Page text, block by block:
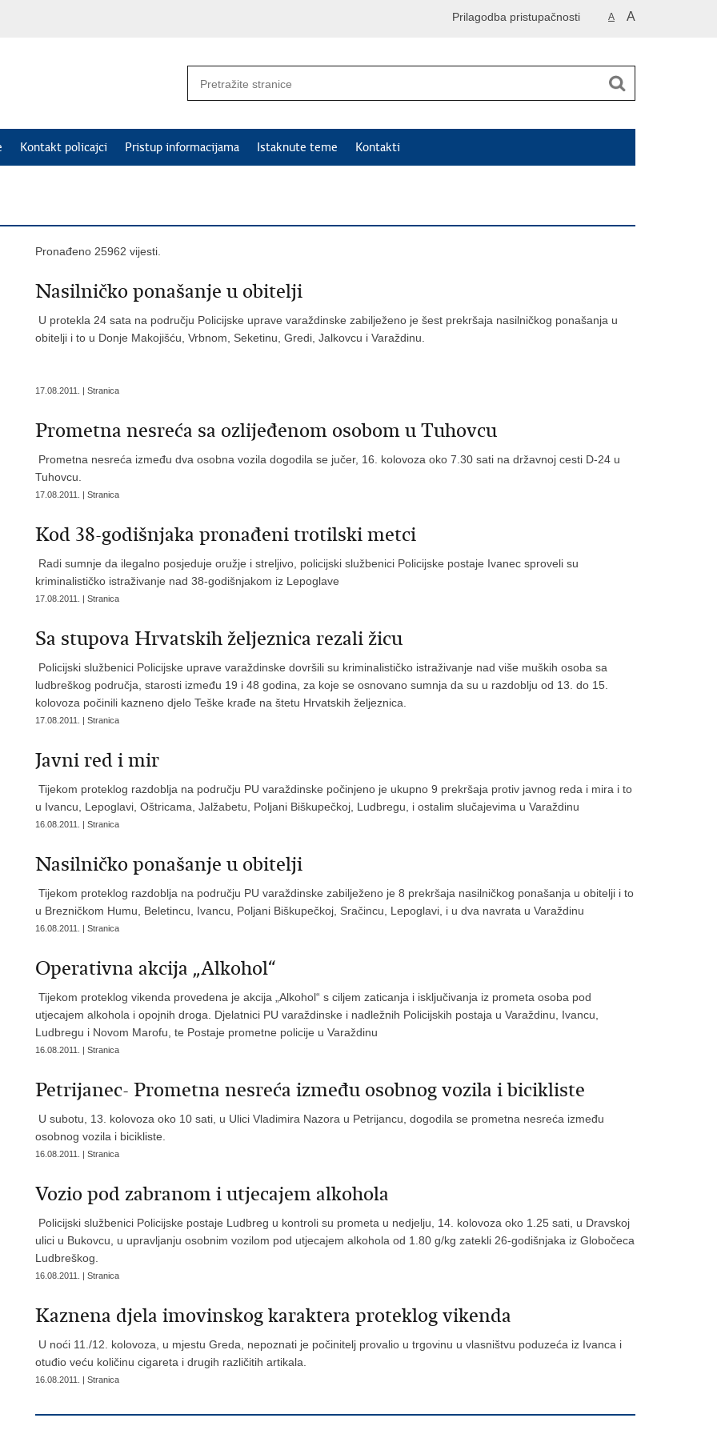
A A
Prilagodba pristupačnosti
Kontakt policajci Pristup informacijama Istaknute teme Kontakti
Pronađeno 25962 vijesti.
Nasilničko ponašanje u obitelji
U protekla 24 sata na području Policijske uprave varaždinske zabilježeno je šest prekršaja nasilničkog ponašanja u
obitelji i to u Donje Makojišću, Vrbnom, Seketinu, Gredi, Jalkovcu i Varaždinu.
17.08.2011. | Stranica
Prometna nesreća sa ozlijeđenom osobom u Tuhovcu
Prometna nesreća između dva osobna vozila dogodila se jučer, 16. kolovoza oko 7.30 sati na državnoj cesti D-24 u
Tuhovcu.
17.08.2011. | Stranica
Kod 38-godišnjaka pronađeni trotilski metci
Radi sumnje da ilegalno posjeduje oružje i streljivo, policijski službenici Policijske postaje Ivanec sproveli su
kriminalističko istraživanje nad 38-godišnjakom iz Lepoglave
17.08.2011. | Stranica
Sa stupova Hrvatskih željeznica rezali žicu
Policijski službenici Policijske uprave varaždinske dovršili su kriminalističko istraživanje nad više muških osoba sa
ludbreškog područja, starosti između 19 i 48 godina, za koje se osnovano sumnja da su u razdoblju od 13. do 15.
kolovoza počinili kazneno djelo Teške krađe na štetu Hrvatskih željeznica.
17.08.2011. | Stranica
Javni red i mir
Tijekom proteklog razdoblja na području PU varaždinske počinjeno je ukupno 9 prekršaja protiv javnog reda i mira i to
u Ivancu, Lepoglavi, Oštricama, Jalžabetu, Poljani Biškupečkoj, Ludbregu, i ostalim slučajevima u Varaždinu
16.08.2011. | Stranica
Nasilničko ponašanje u obitelji
Tijekom proteklog razdoblja na području PU varaždinske zabilježeno je 8 prekršaja nasilničkog ponašanja u obitelji i to
u Brezničkom Humu, Beletincu, Ivancu, Poljani Biškupečkoj, Sračincu, Lepoglavi, i u dva navrata u Varaždinu
16.08.2011. | Stranica
Operativna akcija „Alkohol“
Tijekom proteklog vikenda provedena je akcija „Alkohol“ s ciljem zaticanja i isključivanja iz prometa osoba pod
utjecajem alkohola i opojnih droga. Djelatnici PU varaždinske i nadležnih Policijskih postaja u Varaždinu, Ivancu,
Ludbregu i Novom Marofu, te Postaje prometne policije u Varaždinu
16.08.2011. | Stranica
Petrijanec- Prometna nesreća između osobnog vozila i bicikliste
U subotu, 13. kolovoza oko 10 sati, u Ulici Vladimira Nazora u Petrijancu, dogodila se prometna nesreća između
osobnog vozila i bicikliste.
16.08.2011. | Stranica
Vozio pod zabranom i utjecajem alkohola
Policijski službenici Policijske postaje Ludbreg u kontroli su prometa u nedjelju, 14. kolovoza oko 1.25 sati, u Dravskoj
ulici u Bukovcu, u upravljanju osobnim vozilom pod utjecajem alkohola od 1.80 g/kg zatekli 26-godišnjaka iz Globočeca
Ludbreškog.
16.08.2011. | Stranica
Kaznena djela imovinskog karaktera proteklog vikenda
U noći 11./12. kolovoza, u mjestu Greda, nepoznati je počinitelj provalio u trgovinu u vlasništvu poduzeća iz Ivanca i
otuđio veću količinu cigareta i drugih različitih artikala.
16.08.2011. | Stranica